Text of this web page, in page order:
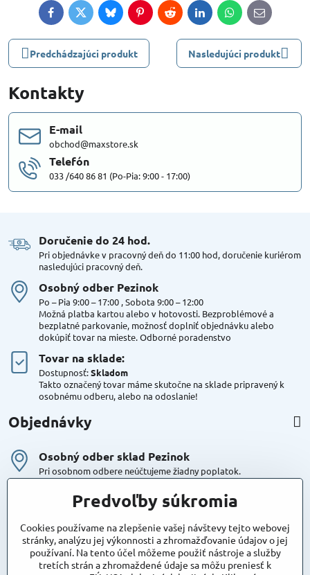
FacebookTwitterBlueskyPinterestRedditLinkedInWhatsApp
E-
mail
Predchádzajúci produkt Nasledujúci produkt
Kontakty
E-mail
obchod@maxstore.sk
Telefón
033 /640 86 81 (Po-Pia: 9:00 - 17:00)
Doručenie do 24 hod​.
Pri objednávke v pracovný deň do 11:00 hod, doručenie kuriérom
nasledujúci pracovný deň.
Osobný odber Pezinok
Po – Pia 9:00 – 17:00 , Sobota 9:00 – 12:00
Možná platba kartou alebo v hotovosti. Bezproblémové a
bezplatné parkovanie, možnosť doplniť objednávku alebo
dokúpiť tovar na mieste. Odborné poradenstvo
Tovar na sklade:
Dostupnosť:Skladom
Takto označený tovar máme skutočne na sklade pripravený k
osobnému odberu, alebo na odoslanie!
Objednávky
Osobný odber sklad Pezinok
Pri osobnom odbere neúčtujeme žiadny poplatok.
Kuriér DPD , Geis
Cena za dopravu:
Maxstore
Predvoľby súkromia
Cookies používame na zlepšenie vašej návštevy tejto webovej
stránky, analýzu jej výkonnosti a zhromažďovanie údajov o jej
používaní. Na tento účel môžeme použiť nástroje a služby
tretích strán a zhromaždené údaje sa môžu preniesť k